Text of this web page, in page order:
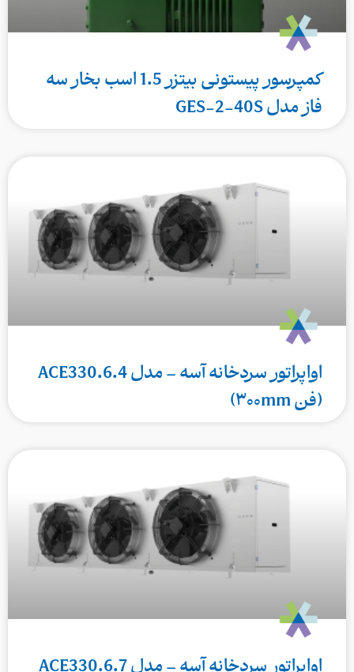
کمپرسور پیستونی بیتزر 1.5 اسب بخار سه
فاز مدل GES-2-40S
اواپراتور سردخانه آسه – مدل ACE330.6.4
(فن ۳۰۰mm)